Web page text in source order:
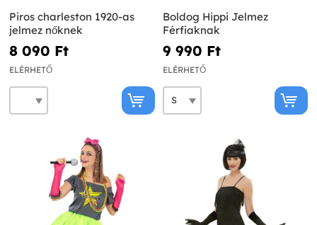
Piros charleston 1920-as
jelmez nőknek
8 090 Ft‎
ELÉRHETŐ
Boldog Hippi Jelmez
Férfiaknak
9 990 Ft‎
ELÉRHETŐ